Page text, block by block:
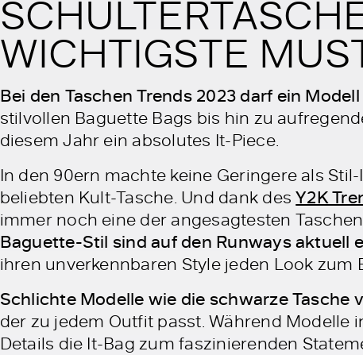
WICHTIGSTE
Bei den Taschen Trends 2023 darf ein
stilvollen Baguette Bags bis hin zu
diesem Jahr ein absolutes It-Piece.
In den 90ern machte keine Geringere als
beliebten Kult-Tasche. Und dank desY2K
immer noch eine der angesagtesten
Baguette-Stil sind auf den Runways aktuell
ihren unverkennbaren Style jeden Look zum
Schlichte Modelle wie die schwarze Tasche
der zu jedem Outfit passt. Während
Details die It-Bag zum faszinierenden